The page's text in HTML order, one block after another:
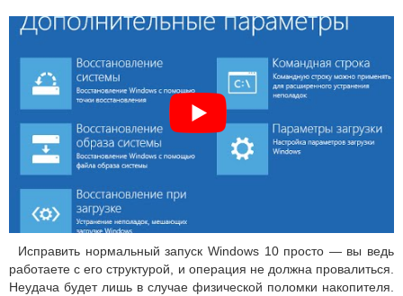
Исправить нормальный запуск Windows 10 просто — вы ведь
работаете с его структурой, и операция не должна провалиться.
Неудача будет лишь в случае физической поломки накопителя.